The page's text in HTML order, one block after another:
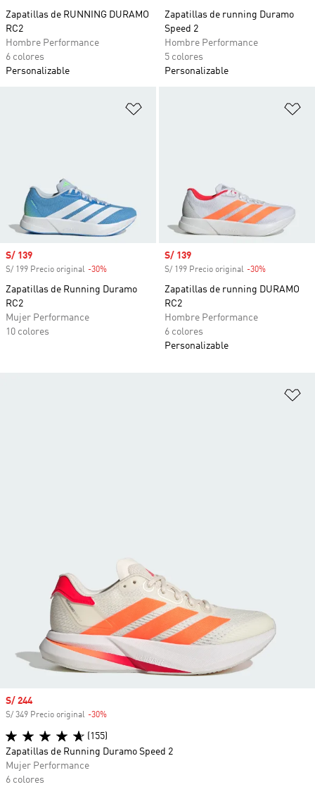
Zapatillas de RUNNING DURAMO
RC2
Hombre Performance
6 colores
Personalizable
Zapatillas de running Duramo
Speed 2
Hombre Performance
5 colores
Personalizable
Precio de venta
S/ 139
S/ 199 Precio original -30%
Zapatillas de Running Duramo
RC2
Mujer Performance
10 colores
Precio de venta
S/ 139
S/ 199 Precio original -30%
Zapatillas de running DURAMO
RC2
Hombre Performance
6 colores
Personalizable
Precio de venta
S/ 244
S/ 349 Precio original -30%
(155)
Zapatillas de Running Duramo Speed 2
Mujer Performance
6 colores